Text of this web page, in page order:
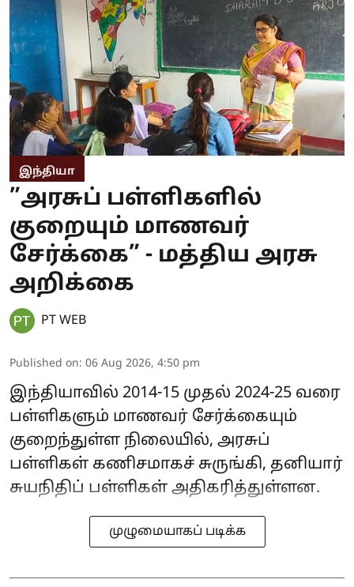
இந்தியா
”அரசுப் பள்ளிகளில்
குறையும் மாணவர்
சேர்க்கை” - மத்திய அரசு
அறிக்கை
PT WEB
Published on: 06 Aug 2026, 4:50 pm
இந்தியாவில் 2014-15 முதல் 2024-25 வரை
பள்ளிகளும் மாணவர் சேர்க்கையும்
குறைந்துள்ள நிலையில், அரசுப்
பள்ளிகள் கணிசமாகச் சுருங்கி, தனியார்
சுயநிதிப் பள்ளிகள் அதிகரித்துள்ளன.
முழுமையாகப் படிக்க